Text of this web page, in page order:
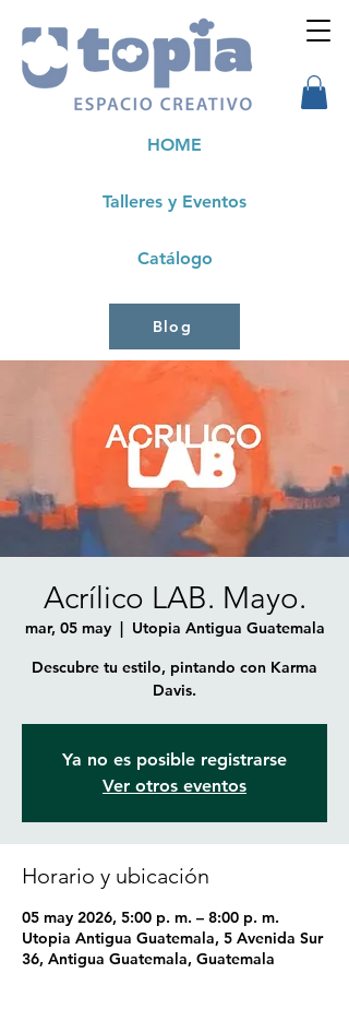
Talleres y Eventos
HOME
Catálogo
Blog
Acrílico LAB. Mayo.
mar, 05 may
  |
Utopia Antigua Guatemala
Descubre tu estilo, pintando con Karma
Davis.
Ya no es posible registrarse
Ver otros eventos
Horario y ubicación
05 may 2026, 5:00 p. m. – 8:00 p. m.
Utopia Antigua Guatemala, 5 Avenida Sur
36, Antigua Guatemala, Guatemala